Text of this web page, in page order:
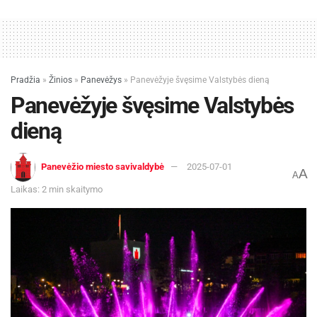
Pradžia » Žinios » Panevėžys » Panevėžyje švęsime Valstybės dieną
Panevėžyje švęsime Valstybės
dieną
Panevėžio miesto savivaldybė 2025-07-01
Laikas: 2 min skaitymo
AA